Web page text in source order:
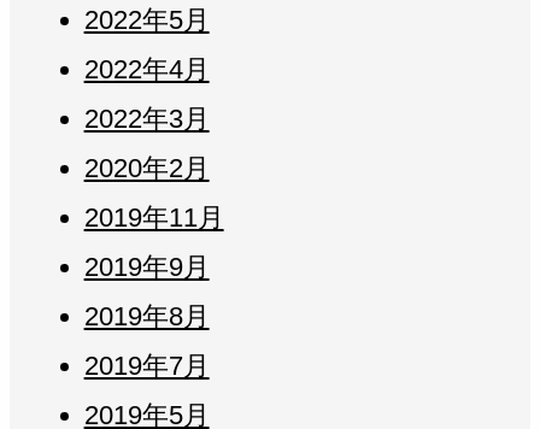
2022年5月
2022年4月
2022年3月
2020年2月
2019年11月
2019年9月
2019年8月
2019年7月
2019年5月